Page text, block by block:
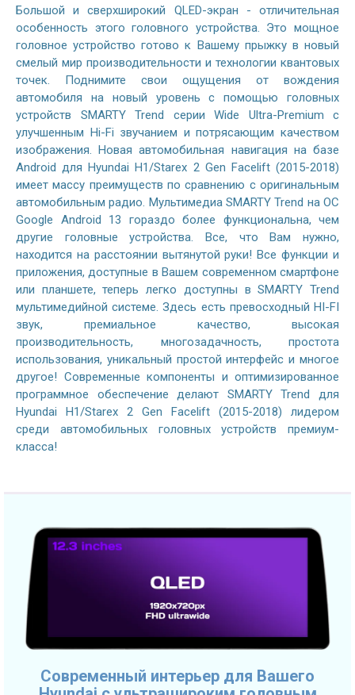
Большой и сверхширокий QLED-экран - отличительная
особенность этого головного устройства. Это мощное
головное устройство готово к Вашему прыжку в новый
смелый мир производительности и технологии квантовых
точек. Поднимите свои ощущения от вождения
автомобиля на новый уровень с помощью головных
устройств SMARTY Trend серии Wide Ultra-Premium с
улучшенным Hi-Fi звучанием и потрясающим качеством
изображения. Новая автомобильная навигация на базе
Android для Hyundai H1/Starex 2 Gen Facelift (2015-2018)
имеет массу преимуществ по сравнению с оригинальным
автомобильным радио. Мультимедиа SMARTY Trend на ОС
Google Android 13 гораздо более функциональна, чем
другие головные устройства. Все, что Вам нужно,
находится на расстоянии вытянутой руки! Все функции и
приложения, доступные в Вашем современном смартфоне
или планшете, теперь легко доступны в SMARTY Trend
мультимедийной системе. Здесь есть превосходный HI-FI
звук, премиальное качество, высокая
производительность, многозадачность, простота
использования, уникальный простой интерфейс и многое
другое! Современные компоненты и оптимизированное
программное обеспечение делают SMARTY Trend для
Hyundai H1/Starex 2 Gen Facelift (2015-2018) лидером
среди автомобильных головных устройств премиум-
класса!
Современный интерьер для Вашего